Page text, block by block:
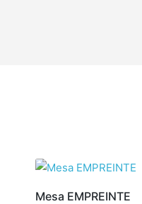
Mesa EMPREINTE